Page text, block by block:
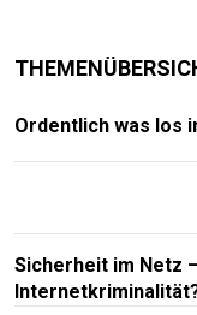
Ordentlich was los
Sicherheit im Netz